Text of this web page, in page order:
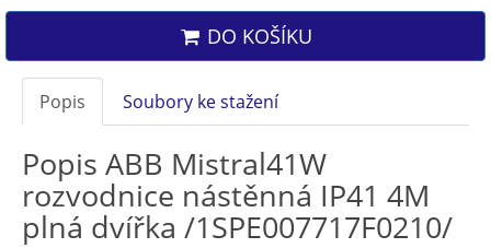
DO KOŠÍKU
Popis Soubory ke stažení
Popis ABB Mistral41W
rozvodnice nástěnná IP41 4M
plná dvířka /1SPE007717F0210/